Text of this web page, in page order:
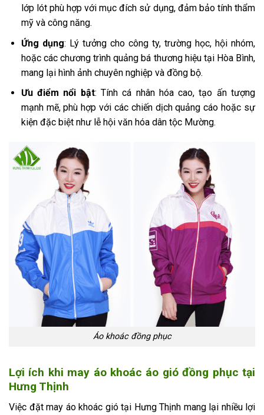
lớp lót phù hợp với mục đích sử dụng, đảm bảo tính thẩm
mỹ và công năng.
Ứng dụng: Lý tưởng cho công ty, trường học, hội nhóm,
hoặc các chương trình quảng bá thương hiệu tại Hòa Bình,
mang lại hình ảnh chuyên nghiệp và đồng bộ.
Ưu điểm nổi bật: Tính cá nhân hóa cao, tạo ấn tượng
mạnh mẽ, phù hợp với các chiến dịch quảng cáo hoặc sự
kiện đặc biệt như lễ hội văn hóa dân tộc Mường.
Áo khoác đồng phục
Lợi ích khi may áo khoác áo gió đồng phục tại
Hưng Thịnh
Việc đặt may áo khoác gió tại Hưng Thịnh mang lại nhiều lợi